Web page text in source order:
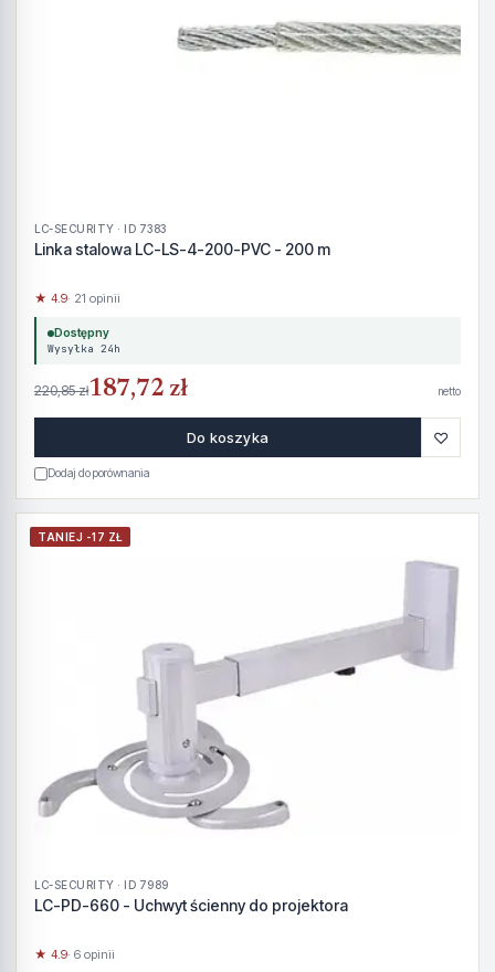
LC-SECURITY · ID 7383
Linka stalowa LC-LS-4-200-PVC - 200 m
★ 4.9· 21 opinii
Dostępny
Wysyłka 24h
220,85 zł187,72 zł netto
Do koszyka ♡
Dodaj do porównania
TANIEJ -17 ZŁ
LC-SECURITY · ID 7989
LC-PD-660 - Uchwyt ścienny do projektora
★ 4.9· 6 opinii